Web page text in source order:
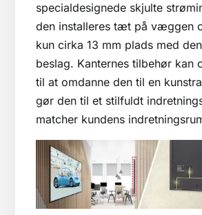
specialdesignede skjulte
den installeres tæt på væggen
kun cirka 13 mm plads med
beslag. Kanternes tilbehør kan
til at omdanne den til en
gør den til et stilfuldt
matcher kundens